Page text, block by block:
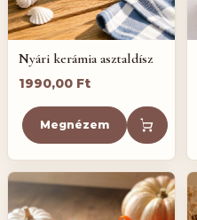
Nyári kerámia asztaldísz
1990,00 Ft
Megnézem